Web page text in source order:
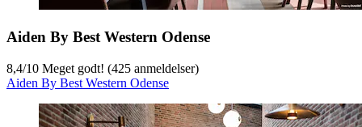
Aiden By Best Western Odense
8,4/10 Meget godt! (425 anmeldelser)
Aiden By Best Western Odense